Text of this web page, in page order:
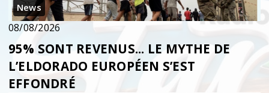
News
08/08/2026
95% SONT REVENUS... LE MYTHE DE
L’ELDORADO EUROPÉEN S’EST
EFFONDRÉ